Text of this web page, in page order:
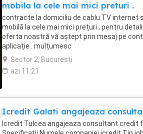
mobila la cele mai mici preturi .
contracte la domiciliu de cablu TV internet
mobilă la cele mai mici prețuri , pentru
oferta noastră vă aștept prin mesaj pe
aplicație . mulțumesc
Sector 2, Bucuresti
azi 11:21
Icredit Galati angajeaza
Icredit Tulcea angajeaza consultant credit